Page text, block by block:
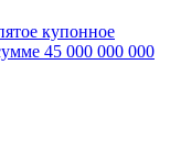
купонное
45 000 000 000